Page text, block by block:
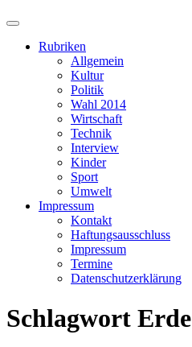
Suchfeld
ein-/ausblenden
Rubriken
Allgemein
Kultur
Politik
Wahl 2014
Wirtschaft
Technik
Interview
Kinder
Sport
Umwelt
Impressum
Kontakt
Haftungsausschluss
Impressum
Termine
Datenschutzerklärung
Schlagwort Erde